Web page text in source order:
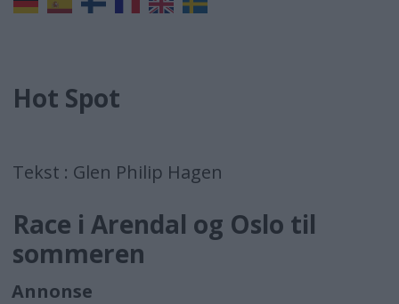
Hot Spot
Tekst : Glen Philip Hagen
Race i Arendal og Oslo til
sommeren
Annonse